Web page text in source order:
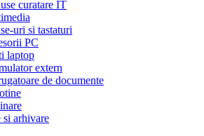
curatare IT
uri si tastaturi
PC
laptop
extern
de documente
si arhivare